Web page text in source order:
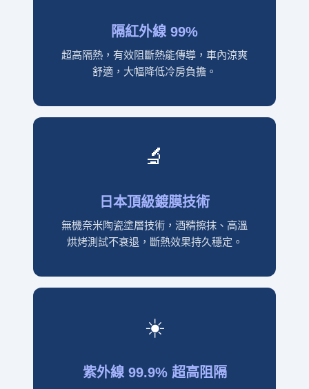
隔紅外線 99%
超高隔熱，有效阻斷熱能傳導，車內涼爽
舒適，大幅降低冷房負擔。
🔬
日本頂級鍍膜技術
無機奈米陶瓷塗層技術，酒精擦抹、高溫
烘烤測試不衰退，斷熱效果持久穩定。
☀️
紫外線 99.9% 超高阻隔